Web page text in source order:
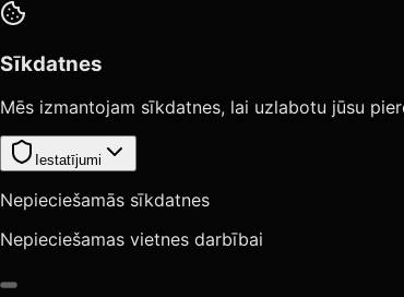
Sīkdatnes
Mēs izmantojam sīkdatnes, lai uzlabotu jūsu
Iestatījumi
Nepieciešamās sīkdatnes
Nepieciešamas vietnes darbībai